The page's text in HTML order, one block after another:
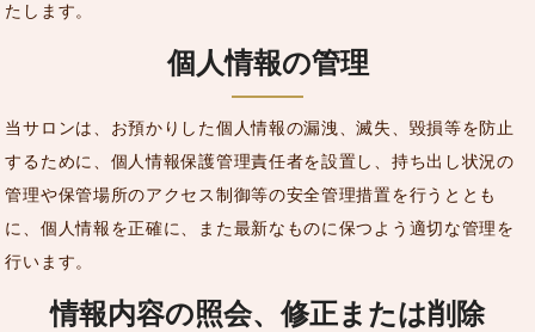
たします。
個人情報の管理
当サロンは、お預かりした個人情報の漏洩、滅失、毀損等を防止
するために、個人情報保護管理責任者を設置し、持ち出し状況の
管理や保管場所のアクセス制御等の安全管理措置を行うととも
に、個人情報を正確に、また最新なものに保つよう適切な管理を
行います。
情報内容の照会、修正または削除